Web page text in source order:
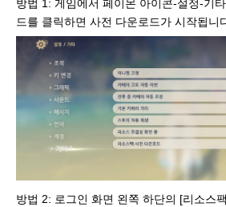
방법 1: 게임에서 페이몬 아이콘-설정-기
드를 클릭하면 사전 다운로드가 시작됩니
방법 2: 로그인 화면 왼쪽 하단의 [리소스